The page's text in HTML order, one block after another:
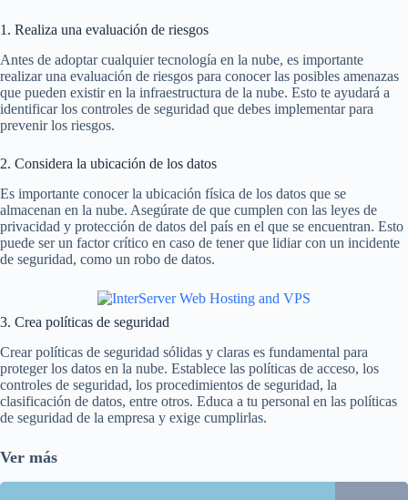
1. Realiza una evaluación de riesgos
Antes de adoptar cualquier tecnología en la nube, es importante
realizar una evaluación de riesgos para conocer las posibles amenazas
que pueden existir en la infraestructura de la nube. Esto te ayudará a
identificar los controles de seguridad que debes implementar para
prevenir los riesgos.
2. Considera la ubicación de los datos
Es importante conocer la ubicación física de los datos que se
almacenan en la nube. Asegúrate de que cumplen con las leyes de
privacidad y protección de datos del país en el que se encuentran. Esto
puede ser un factor crítico en caso de tener que lidiar con un incidente
de seguridad, como un robo de datos.
3. Crea políticas de seguridad
Crear políticas de seguridad sólidas y claras es fundamental para
proteger los datos en la nube. Establece las políticas de acceso, los
controles de seguridad, los procedimientos de seguridad, la
clasificación de datos, entre otros. Educa a tu personal en las políticas
de seguridad de la empresa y exige cumplirlas.
Ver más